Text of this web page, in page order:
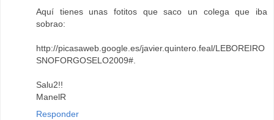
Aquí tienes unas fotitos que saco un colega que iba
sobrao:
http://picasaweb.google.es/javier.quintero.feal/LEBOREIRO
SNOFORGOSELO2009#
Salu2!!
ManelR
Responder